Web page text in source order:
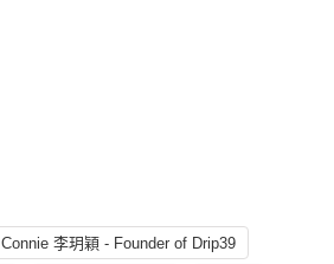
Connie 李玥穎 - Founder of Drip39